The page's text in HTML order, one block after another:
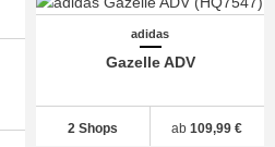
adidas
Gazelle ADV
2 Shops ab 109,99 €